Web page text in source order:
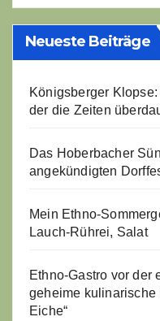
Neueste Beiträge
Königsberger
der die Zeiten
Das Hoberbacher
angekündigten
Mein Ethno-
Lauch-Rührei, Salat
Ethno-Gastro vor der
geheime kulinarische
Eiche“